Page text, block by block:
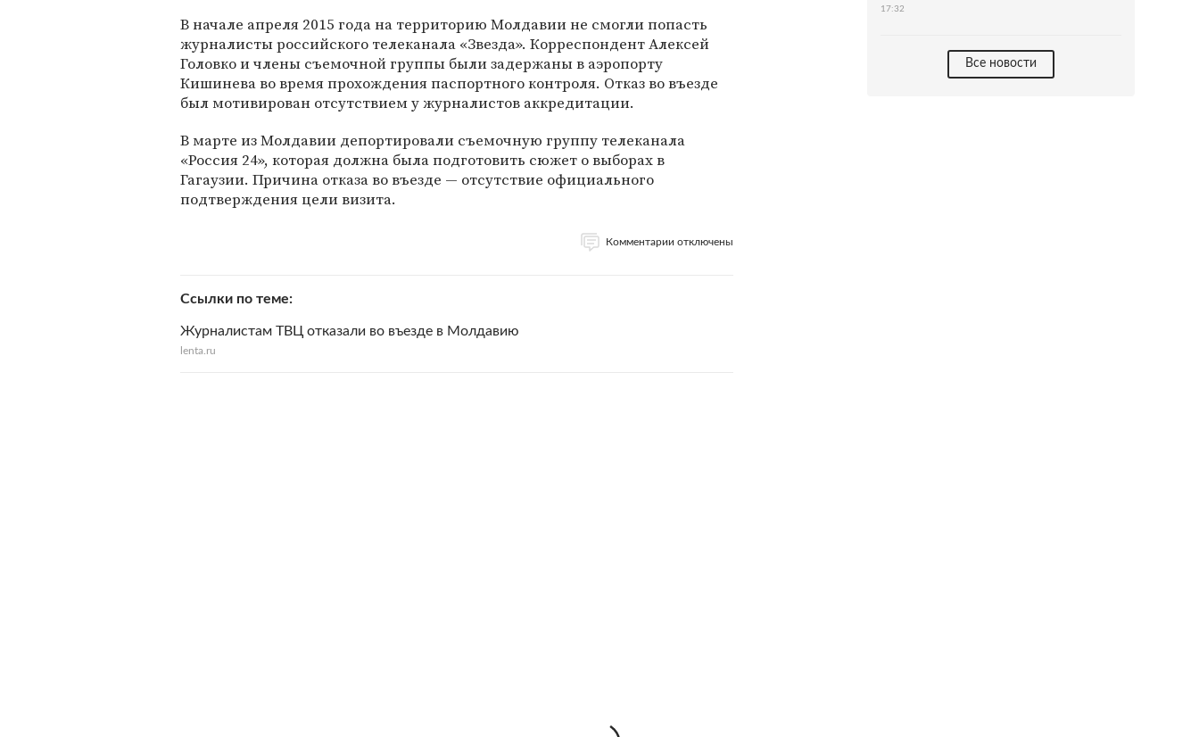
В начале апреля 2015 года на территорию Молдавии не смогли попасть
журналисты российского телеканала «Звезда». Корреспондент Алексей
Головко и члены съемочной группы были задержаны в аэропорту
Кишинева во время прохождения паспортного контроля. Отказ во въезде
был мотивирован отсутствием у журналистов аккредитации.
В марте из Молдавии депортировали съемочную группу телеканала
«Россия 24», которая должна была подготовить сюжет о выборах в
Гагаузии. Причина отказа во въезде — отсутствие официального
подтверждения цели визита.
Комментарии отключены
Ссылки по теме
Журналистам ТВЦ отказали во въезде в Молдавию
lenta.ru
17:32
Все новости